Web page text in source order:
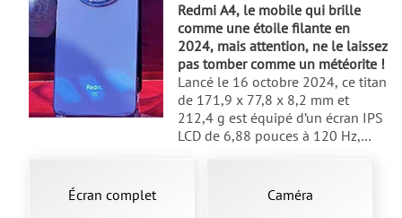
Redmi A4, le mobile qui brille
comme une étoile filante en
2024, mais attention, ne le laissez
pas tomber comme un météorite !
Lancé le 16 octobre 2024, ce titan
de 171,9 x 77,8 x 8,2 mm et
212,4 g est équipé d’un écran IPS
LCD de 6,88 pouces à 120 Hz,
Redmi A4a subi un choc et
Écran complet Caméra